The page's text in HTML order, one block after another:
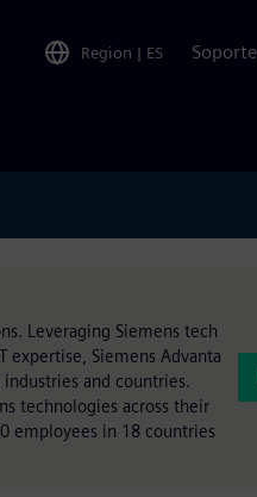
Region | ES
Leveraging Siemens tech
expertise, Siemens Advanta
and countries.
technologies across their
employees in 18 countries